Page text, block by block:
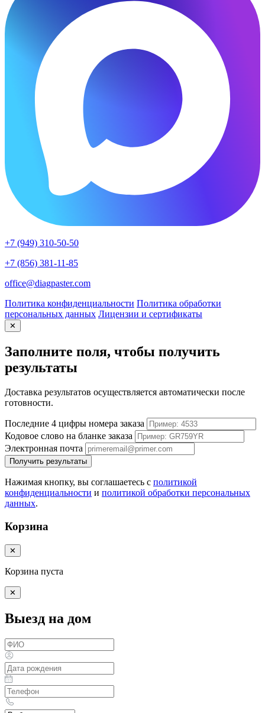
+7 (949) 310-50-50
+7 (856) 381-11-85
office@diagpaster.com
Политика конфиденциальности Политика обработки
персональных данных Лицензии и сертификаты
✕
Заполните поля, чтобы получить
результаты
Доставка результатов осуществляется автоматически после
готовности.
Последние 4 цифры номера заказа
Кодовое слово на бланке заказа
Электронная почта
Получить результаты
Нажимая кнопку, вы соглашаетесь с политикой
конфиденциальности и политикой обработки персональных
данных.
Корзина
✕
Корзина пуста
✕
Выезд на дом